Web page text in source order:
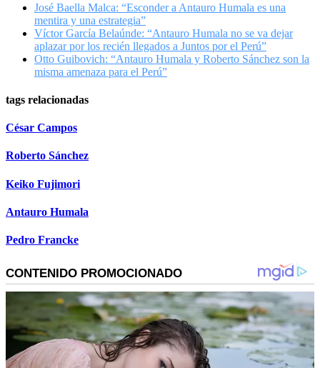
José Baella Malca: “Esconder a Antauro Humala es una
mentira y una estrategia”
Víctor García Belaúnde: “Antauro Humala no se va dejar
aplazar por los recién llegados a Juntos por el Perú”
Otto Guibovich: “Antauro Humala y Roberto Sánchez son la
misma amenaza para el Perú”
tags relacionadas
César Campos
Roberto Sánchez
Keiko Fujimori
Antauro Humala
Pedro Francke